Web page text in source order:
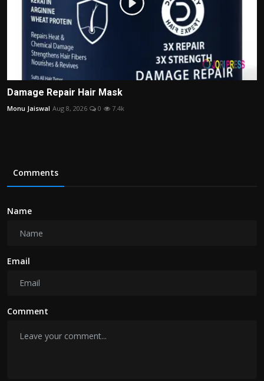
Damage Repair Hair Mask
Monu Jaiswal Aug 8, 2026 0 7.4k
Comments
Name
Email
Comment